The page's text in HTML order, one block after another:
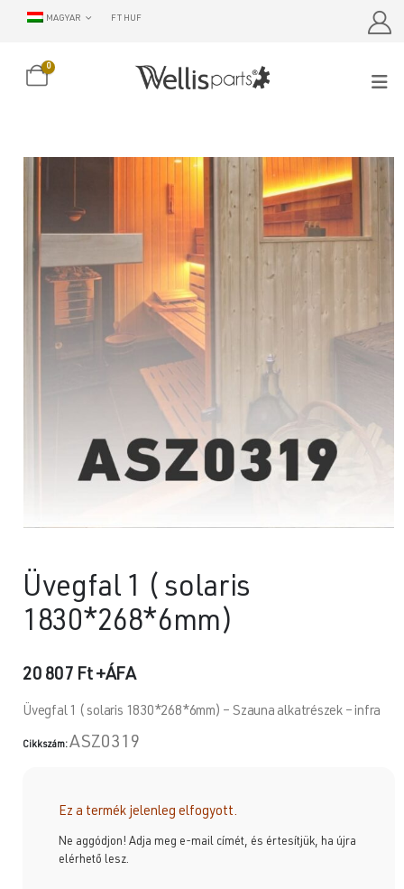
MAGYAR FT HUF
0
Üvegfal 1 ( solaris
1830*268*6mm)
20 807 Ft+ÁFA
Üvegfal 1 ( solaris 1830*268*6mm) – Szauna alkatrészek – infra
Cikkszám:ASZ0319
Ez a termék jelenleg elfogyott.
Ne aggódjon! Adja meg e-mail címét, és értesítjük, ha újra
elérhető lesz.